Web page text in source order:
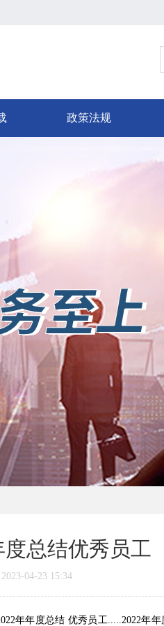
政策法规
度总结优秀员工
2023-04-23 15:34
年年度总结 优秀员工.....2022年